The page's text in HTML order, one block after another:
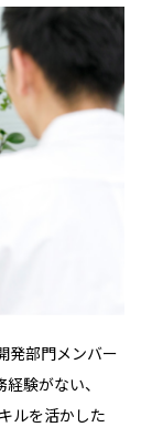
発部門メンバー
験がない、
ルを活かした